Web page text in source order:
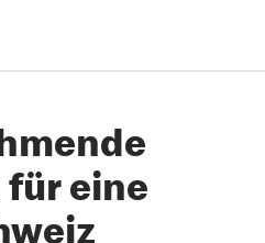
für eine